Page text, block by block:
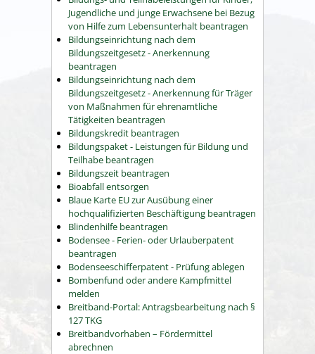
Jugendliche und junge Erwachsene bei Bezug
von Hilfe zum Lebensunterhalt beantragen
Bildungseinrichtung nach dem
Bildungszeitgesetz - Anerkennung
beantragen
Bildungseinrichtung nach dem
Bildungszeitgesetz - Anerkennung für Träger
von Maßnahmen für ehrenamtliche
Tätigkeiten beantragen
Bildungskredit beantragen
Bildungspaket - Leistungen für Bildung und
Teilhabe beantragen
Bildungszeit beantragen
Bioabfall entsorgen
Blaue Karte EU zur Ausübung einer
hochqualifizierten Beschäftigung beantragen
Blindenhilfe beantragen
Bodensee - Ferien- oder Urlauberpatent
beantragen
Bodenseeschifferpatent - Prüfung ablegen
Bombenfund oder andere Kampfmittel
melden
Breitband-Portal: Antragsbearbeitung nach §
127 TKG
Breitbandvorhaben – Fördermittel
abrechnen